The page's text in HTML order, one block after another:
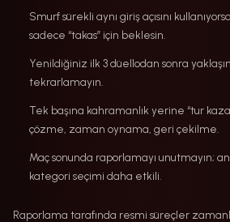
Smurf sürekli aynı giriş açısını
sadece “takas” için beklesin.
Yenildiğiniz ilk 3 düellodan sonra
tekrarlamayın.
Tek başına kahramanlık yerine “tur
çözme, zaman oynama, geri çekilme.
Maç sonunda raporlamayı unutmayın;
kategori seçimi daha etkili.
Raporlama tarafında resmi süreçler